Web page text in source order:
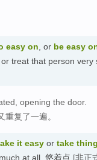
easy on , or be easy
treat that person very
opening the door.
重复了一遍。
it easy or take
at all. 悠着点 [非正